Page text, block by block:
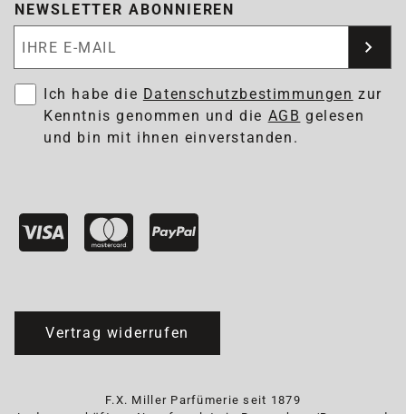
NEWSLETTER ABONNIEREN
Ich habe die Datenschutzbestimmungen zur
Kenntnis genommen und die AGB gelesen
und bin mit ihnen einverstanden.
Vertrag widerrufen
F.X. Miller Parfümerie seit 1879